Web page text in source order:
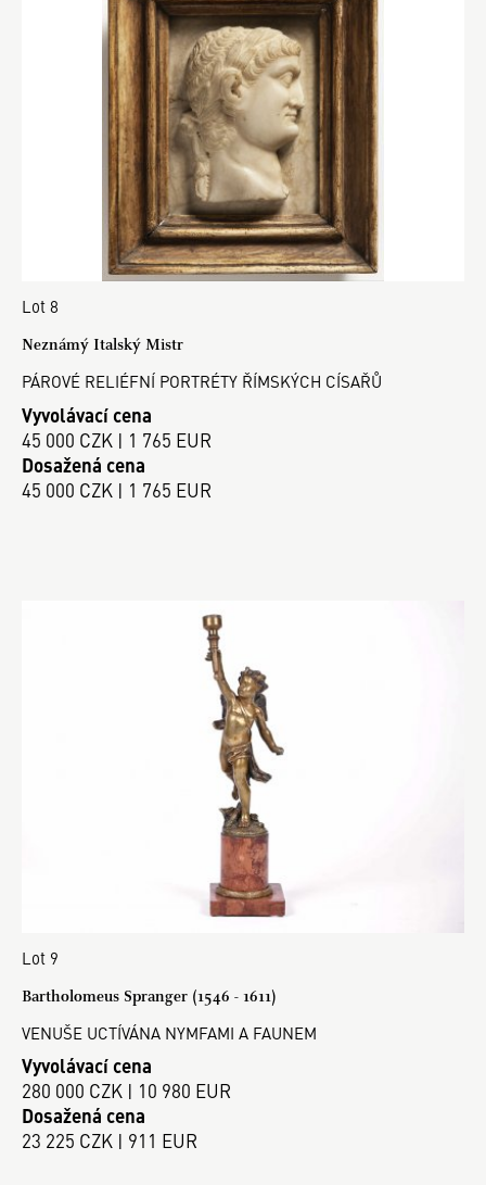
Lot 8
Neznámý Italský Mistr
PÁROVÉ RELIÉFNÍ PORTRÉTY ŘÍMSKÝCH CÍSAŘŮ
Vyvolávací cena
45 000 CZK | 1 765 EUR
Dosažená cena
45 000 CZK | 1 765 EUR
Lot 9
Bartholomeus Spranger (1546 - 1611)
VENUŠE UCTÍVÁNA NYMFAMI A FAUNEM
Vyvolávací cena
280 000 CZK | 10 980 EUR
Dosažená cena
23 225 CZK | 911 EUR